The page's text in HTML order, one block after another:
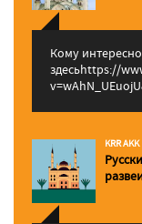
Кому
здесьhttps://
KRR AKK